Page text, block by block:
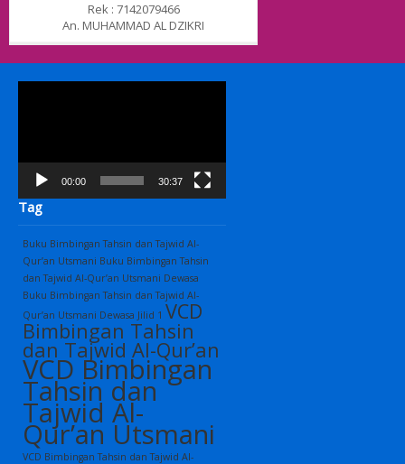
Rek : 7142079466
An. MUHAMMAD AL DZIKRI
00:00 30:37
Tag
Buku Bimbingan Tahsin dan Tajwid Al-
Qur’an Utsmani Buku Bimbingan Tahsin
dan Tajwid Al-Qur’an Utsmani Dewasa
Buku Bimbingan Tahsin dan Tajwid Al-
Qur’an Utsmani Dewasa Jilid 1 VCD
Bimbingan Tahsin
dan Tajwid Al-Qur’an
VCD Bimbingan
Tahsin dan
Tajwid Al-
Qur’an Utsmani
VCD Bimbingan Tahsin dan Tajwid Al-